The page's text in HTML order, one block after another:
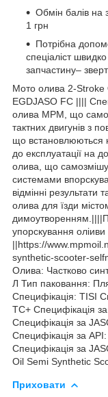
Обмін балів на
1 грн
Потрібна
спеціаліст
запчастину–
Мото олива 2-Stroke
EGDJASO FC ||||
олива MPM, що
тактних двигунів з
що встановлюються
до експлуатації на
олива, що
системами
відмінні результати
олива для їзди
упорскування оліиви .
||https://
synthetic-scooter-
Олива: Частково
Л Тип паковання:
Специфікація: TISI
TC+ Специфікація
Специфікація за
Специфікація за
Специфікація за
Oil Semi Synthetic
Приховати